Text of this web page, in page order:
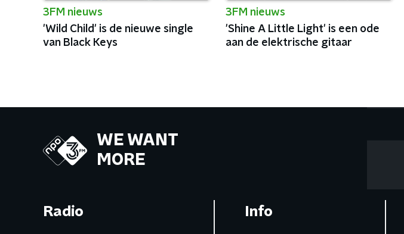
3FM nieuws
'Wild Child' is de nieuwe single
van Black Keys
3FM nieuws
'Shine A Little Light' is een ode
aan de elektrische gitaar
WE WANT
MORE
Radio Info